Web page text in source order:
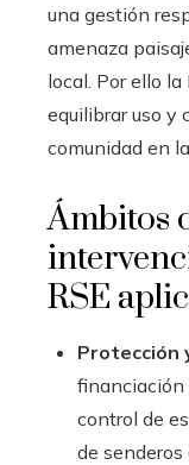
una gestión
amenaza
local. Por ello
equilibrar uso y
comunidad en
Ámbitos
RSE
Protección
financiación
control de
de senderos